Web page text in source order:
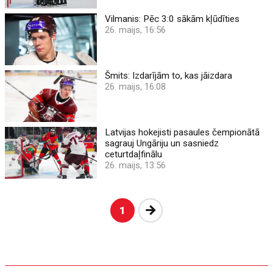
Vilmanis: Pēc 3:0 sākām kļūdīties
26. maijs, 16:56
Šmits: Izdarījām to, kas jāizdara
26. maijs, 16:08
Latvijas hokejisti pasaules čempionātā
sagrauj Ungāriju un sasniedz
ceturtdaļfinālu
26. maijs, 13:56
1 Nākošā